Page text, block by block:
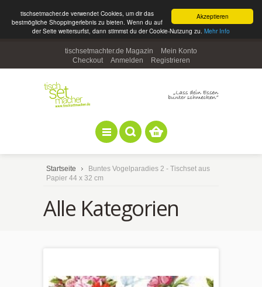
Akzeptieren
tischsetmacher.de verwendet Cookies, um dir das
bestmögliche Shoppingerlebnis zu bieten. Wenn du auf
der Seite weitersurfst, dann stimmst du der Cookie-Nutzung zu. Mehr Info
tischsetmachter.de Magazin
Mein Konto
Checkout
Anmelden Registrieren
Startseite
Buntes Vogelparadies 2 - Tischset aus
Papier 44 x 32 cm
Alle Kategorien